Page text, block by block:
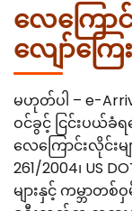
လေကြေ
လျော်ကြ
မဟုတ်ပါ – e-
ဝင်ခွင့် ငြင်းပယ်ခံ
လေကြောင်းလိုင်းမ
261/2004၊ US
များနှင့် ကမ္ဘာတစ်